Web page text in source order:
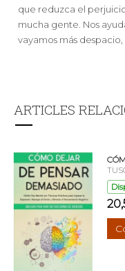
que reduzca el
mucha gente. Nos
vayamos más
ARTICLES